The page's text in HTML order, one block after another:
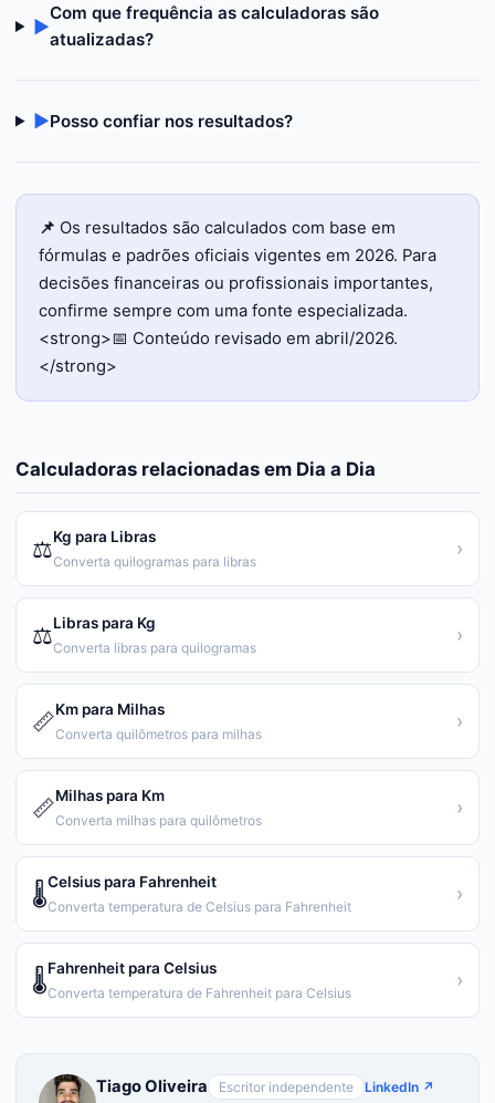
▶
Com que frequência as calculadoras são
atualizadas?
▶Posso confiar nos resultados?
📌 Os resultados são calculados com base em
fórmulas e padrões oficiais vigentes em 2026. Para
decisões financeiras ou profissionais importantes,
confirme sempre com uma fonte especializada.
<strong>📅 Conteúdo revisado em abril/2026.
</strong>
Calculadoras relacionadas em Dia a Dia
⚖️Kg para Libras
Converta quilogramas para libras
›
⚖️Libras para Kg
Converta libras para quilogramas
›
📏Km para Milhas
Converta quilômetros para milhas
›
📏Milhas para Km
Converta milhas para quilômetros
›
🌡️Celsius para Fahrenheit
Converta temperatura de Celsius para Fahrenheit
›
🌡️Fahrenheit para Celsius
Converta temperatura de Fahrenheit para Celsius
›
Tiago Oliveira Escritor independente LinkedIn ↗